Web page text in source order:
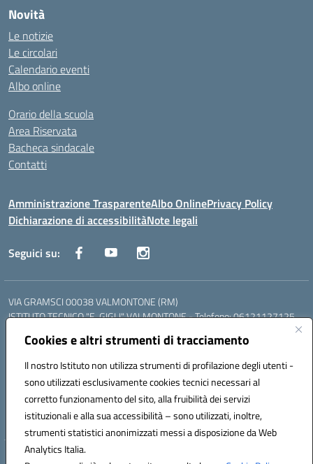
Cookies e altri strumenti di tracciamento
Il nostro Istituto non utilizza strumenti di profilazione degli utenti -
sono utilizzati esclusivamente cookies tecnici necessari al
corretto funzionamento del sito, alla fruibilità dei servizi
istituzionali e alla sua accessibilità – sono utilizzati, inoltre,
strumenti statistici anonimizzati messi a disposizione da Web
Analytics Italia.
Novità
Le notizie
Le circolari
Calendario eventi
Albo online
Orario della scuola
Area Riservata
Bacheca sindacale
Contatti
Amministrazione TrasparenteAlbo OnlinePrivacy Policy
Dichiarazione di accessibilitàNote legali
Seguici su:
VIA GRAMSCI 00038 VALMONTONE (RM)
ISTITUTO TECNICO "E. GIGLI" VALMONTONE - Telefono: 06121127125
06121126825
LICEO DELLE SCIENZE UMANE "P.L. NERVI" SEGNI - Telefono:
Mail: RMIS099002@istruzione.it - PEC: RMIS099002@pec.istruzione.it
Codice meccanografico: RMIS099002
Codice fiscale: 95036960581
Hosting & Powered by 3D Solution S.r.l.